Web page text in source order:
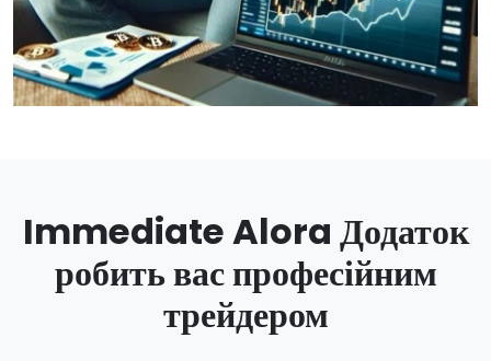
Immediate Alora Додаток
робить вас професійним
трейдером